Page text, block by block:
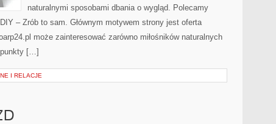
naturalnymi sposobami dbania o wygląd. Polecamy
– Zrób to sam. Głównym motywem strony jest oferta
może zainteresować zarówno miłośników naturalnych
punkty […]
I RELACJE